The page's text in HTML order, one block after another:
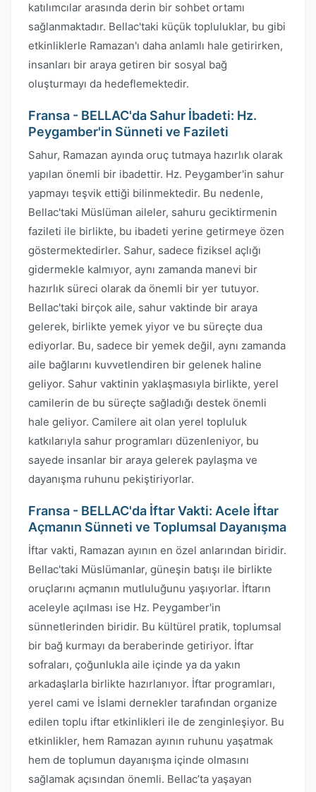
katılımcılar arasında derin bir sohbet ortamı
sağlanmaktadır. Bellac'taki küçük topluluklar, bu gibi
etkinliklerle Ramazan'ı daha anlamlı hale getirirken,
insanları bir araya getiren bir sosyal bağ
oluşturmayı da hedeflemektedir.
Fransa - BELLAC'da Sahur İbadeti: Hz.
Peygamber'in Sünneti ve Fazileti
Sahur, Ramazan ayında oruç tutmaya hazırlık olarak
yapılan önemli bir ibadettir. Hz. Peygamber'in sahur
yapmayı teşvik ettiği bilinmektedir. Bu nedenle,
Bellac'taki Müslüman aileler, sahuru geciktirmenin
fazileti ile birlikte, bu ibadeti yerine getirmeye özen
göstermektedirler. Sahur, sadece fiziksel açlığı
gidermekle kalmıyor, aynı zamanda manevi bir
hazırlık süreci olarak da önemli bir yer tutuyor.
Bellac'taki birçok aile, sahur vaktinde bir araya
gelerek, birlikte yemek yiyor ve bu süreçte dua
ediyorlar. Bu, sadece bir yemek değil, aynı zamanda
aile bağlarını kuvvetlendiren bir gelenek haline
geliyor. Sahur vaktinin yaklaşmasıyla birlikte, yerel
camilerin de bu süreçte sağladığı destek önemli
hale geliyor. Camilere ait olan yerel topluluk
katkılarıyla sahur programları düzenleniyor, bu
sayede insanlar bir araya gelerek paylaşma ve
dayanışma ruhunu pekiştiriyorlar.
Fransa - BELLAC'da İftar Vakti: Acele İftar
Açmanın Sünneti ve Toplumsal Dayanışma
İftar vakti, Ramazan ayının en özel anlarından biridir.
Bellac'taki Müslümanlar, güneşin batışı ile birlikte
oruçlarını açmanın mutluluğunu yaşıyorlar. İftarın
aceleyle açılması ise Hz. Peygamber'in
sünnetlerinden biridir. Bu kültürel pratik, toplumsal
bir bağ kurmayı da beraberinde getiriyor. İftar
sofraları, çoğunlukla aile içinde ya da yakın
arkadaşlarla birlikte hazırlanıyor. İftar programları,
yerel cami ve İslami dernekler tarafından organize
edilen toplu iftar etkinlikleri ile de zenginleşiyor. Bu
etkinlikler, hem Ramazan ayının ruhunu yaşatmak
hem de toplumun dayanışma içinde olmasını
sağlamak açısından önemli. Bellac’ta yaşayan